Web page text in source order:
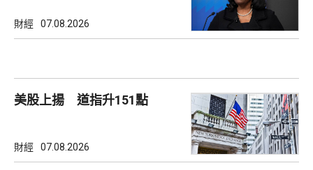
財經 07.08.2026
美股上揚 道指升151點
財經 07.08.2026